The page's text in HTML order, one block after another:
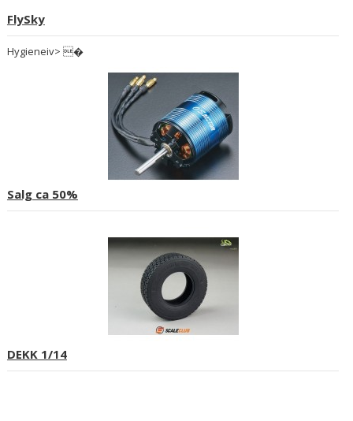
FlySky
Hygieneiv> �
Salg ca 50%
DEKK 1/14